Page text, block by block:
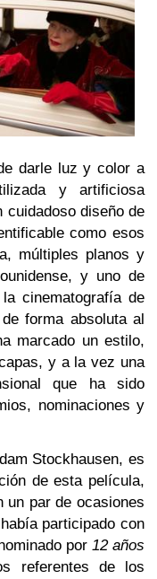
darle luz y color a
y artificiosa
cuidadoso diseño de
como esos
múltiples planos y
y uno de
cinematografía de
forma absoluta al
marcado un estilo,
y a la vez una
que ha sido
nominaciones y
Stockhausen, es
de esta película,
un par de ocasiones
participado con
por 12 años
referentes de los